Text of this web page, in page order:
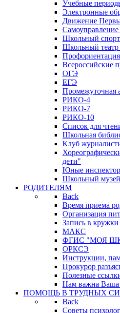
Учебные
Электронные
Движение
Школьный
Школьный
Профориентация
Всероссийские
ОГЭ
ЕГЭ
Промежуточная
РИКО-4
РИКО-7
РИКО-10
Список для
Школьная
Клуб
дети"
Юные
Школьный музей
РОДИТЕЛЯМ
Back
Время приема
Организация
Запись в
МАКС
ФГИС "МОЯ
ОРКСЭ
Инструкции,
Прокурор
Полезные
Нам важна Ваша
ПОМОЩЬ В ТРУДНЫХ
Back
Советы